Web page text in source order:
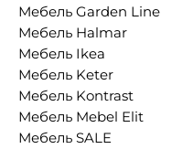
Мебель Garden Line
Мебель Halmar
Мебель Ikea
Мебель Keter
Мебель Kontrast
Мебель Mebel Elit
Мебель SALE